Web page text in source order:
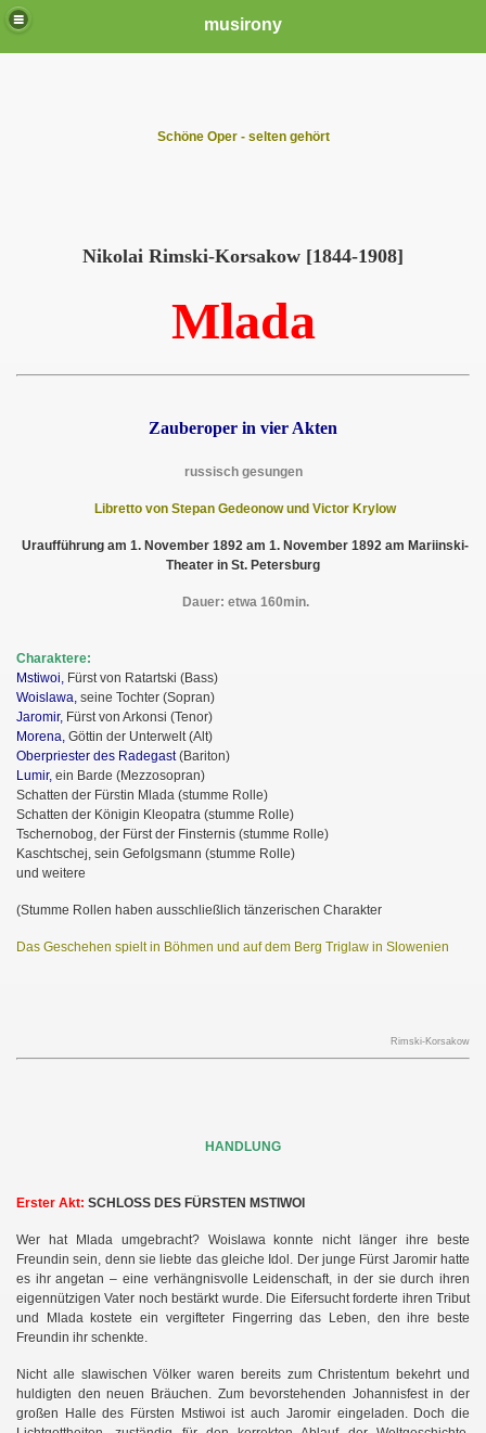
musirony
Schöne Oper - selten gehört
Nikolai Rimski-Korsakow [1844-1908]
Mlada
Zauberoper in vier Akten
russisch gesungen
Libretto von Stepan Gedeonow und Victor Krylow
Uraufführung am 1. November 1892 am 1. November 1892 am Mariinski-
Theater in St. Petersburg
Dauer: etwa 160min.
Charaktere:
Mstiwoi, Fürst von Ratartski (Bass)
Woislawa, seine Tochter (Sopran)
Jaromir, Fürst von Arkonsi (Tenor)
Morena, Göttin der Unterwelt (Alt)
Oberpriester des Radegast(Bariton)
Lumir, ein Barde (Mezzosopran)
Schatten der Fürstin Mlada (stumme Rolle)
Schatten der Königin Kleopatra (stumme Rolle)
Tschernobog, der Fürst der Finsternis (stumme Rolle)
Kaschtschej, sein Gefolgsmann (stumme Rolle)
und weitere
(Stumme Rollen haben ausschließlich tänzerischen Charakter
Das Geschehen spielt in Böhmen und auf dem Berg Triglaw in Slowenien
Rimski-Korsakow
HANDLUNG
Erster Akt: SCHLOSS DES FÜRSTEN MSTIWOI
Wer hat Mlada umgebracht? Woislawa konnte nicht länger ihre beste
Freundin sein, denn sie liebte das gleiche Idol. Der junge Fürst Jaromir hatte
es ihr angetan – eine verhängnisvolle Leidenschaft, in der sie durch ihren
eigennützigen Vater noch bestärkt wurde. Die Eifersucht forderte ihren Tribut
und Mlada kostete ein vergifteter Fingerring das Leben, den ihre beste
Freundin ihr schenkte.
Nicht alle slawischen Völker waren bereits zum Christentum bekehrt und
huldigten den neuen Bräuchen. Zum bevorstehenden Johannisfest in der
großen Halle des Fürsten Mstiwoi ist auch Jaromir eingeladen. Doch die